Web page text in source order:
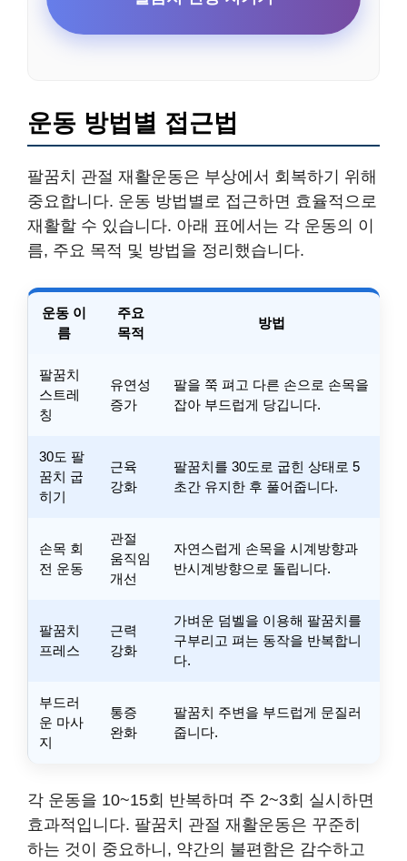
운동 방법별 접근법
팔꿈치 관절 재활운동은 부상에서 회복하기 위해
중요합니다. 운동 방법별로 접근하면 효율적으로
재활할 수 있습니다. 아래 표에서는 각 운동의 이
름, 주요 목적 및 방법을 정리했습니다.
운동 이
름
주요
목적
방법
팔꿈치
스트레
칭
유연성
증가
팔을 쭉 펴고 다른 손으로 손목을
잡아 부드럽게 당깁니다.
30도 팔
꿈치 굽
히기
근육
강화
팔꿈치를 30도로 굽힌 상태로 5
초간 유지한 후 풀어줍니다.
손목 회
전 운동
관절
움직임
개선
자연스럽게 손목을 시계방향과
반시계방향으로 돌립니다.
팔꿈치
프레스
근력
강화
가벼운 덤벨을 이용해 팔꿈치를
구부리고 펴는 동작을 반복합니
다.
부드러
운 마사
지
통증
완화
팔꿈치 주변을 부드럽게 문질러
줍니다.
각 운동을 10~15회 반복하며 주 2~3회 실시하면
효과적입니다. 팔꿈치 관절 재활운동은 꾸준히
하는 것이 중요하니, 약간의 불편함은 감수하고